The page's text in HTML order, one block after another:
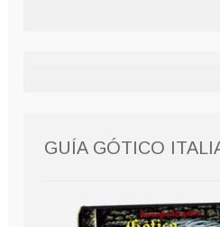
GUÍA GÓTICO